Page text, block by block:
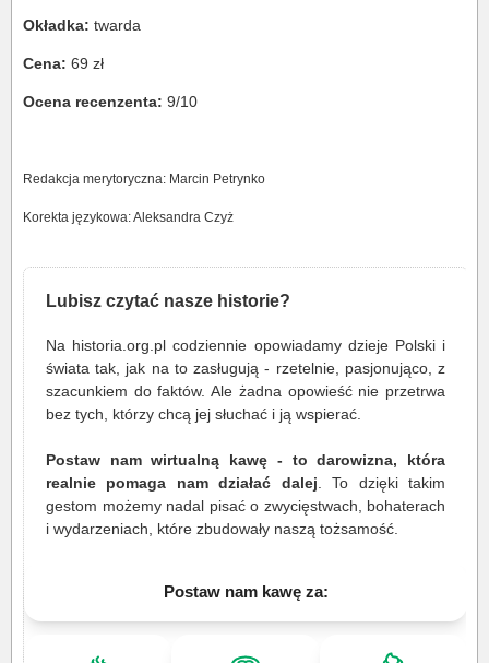
Okładka: twarda
Cena: 69 zł
Ocena recenzenta: 9/10
Redakcja merytoryczna: Marcin Petrynko
Korekta językowa: Aleksandra Czyż
Lubisz czytać nasze historie?
Na historia.org.pl codziennie opowiadamy dzieje Polski i
świata tak, jak na to zasługują - rzetelnie, pasjonująco, z
szacunkiem do faktów. Ale żadna opowieść nie przetrwa
bez tych, którzy chcą jej słuchać i ją wspierać.
Postaw nam wirtualną kawę - to darowizna, która
realnie pomaga nam działać dalej . To dzięki takim
gestom możemy nadal pisać o zwycięstwach, bohaterach
i wydarzeniach, które zbudowały naszą tożsamość.
Postaw nam kawę za: